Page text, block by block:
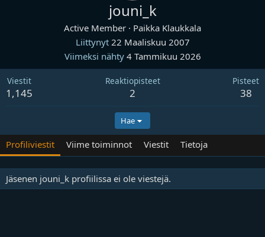
jouni_k
Active Member · Paikka Klaukkala
Liittynyt 22 Maaliskuu 2007
Viimeksi nähty 4 Tammikuu 2026
Viestit
1,145
Reaktiopisteet
2
Pisteet
38
Hae
Profiliviestit Viime toiminnot Viestit Tietoja
Jäsenen jouni_k profiilissa ei ole viestejä.